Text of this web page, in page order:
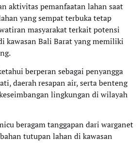
aktivitas pemanfaatan lahan saat
yang sempat terbuka tetap
masyarakat terkait potensi
kawasan Bali Barat yang memiliki
berperan sebagai penyangga
daerah resapan air, serta benteng
lingkungan di wilayah
beragam tanggapan dari warganet
tutupan lahan di kawasan